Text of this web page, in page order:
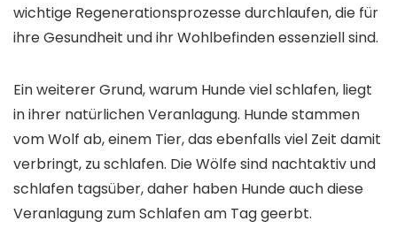
wichtige Regenerationsprozesse durchlaufen, die für
ihre Gesundheit und ihr Wohlbefinden essenziell sind.
Ein weiterer Grund, warum Hunde viel schlafen, liegt
in ihrer natürlichen Veranlagung. Hunde stammen
vom Wolf ab, einem Tier, das ebenfalls viel Zeit damit
verbringt, zu schlafen. Die Wölfe sind nachtaktiv und
schlafen tagsüber, daher haben Hunde auch diese
Veranlagung zum Schlafen am Tag geerbt.